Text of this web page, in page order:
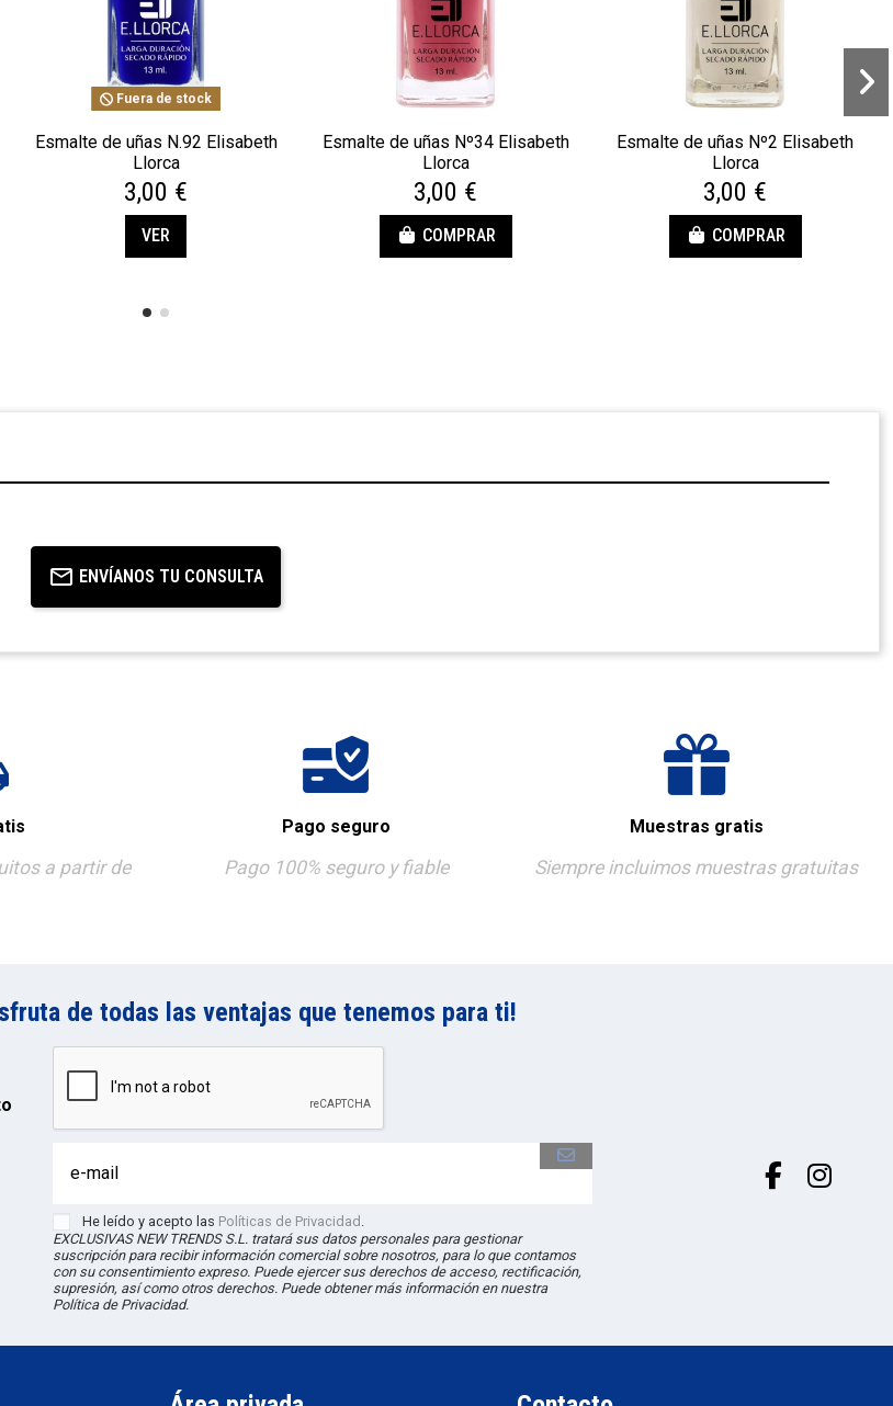
Fuera de stock
Esmalte de uñas N.92 Elisabeth
Llorca
3,00 €
VER
Esmalte de uñas Nº34 Elisabeth
Llorca
3,00 €
COMPRAR
Esmalte de uñas Nº2 Elisabeth
Llorca
3,00 €
COMPRAR
ENVÍANOS TU CONSULTA
a partir de
Pago seguro
Pago 100% seguro y fiable
Muestras gratis
Siempre incluimos muestras gratuitas
de todas las ventajas que tenemos para ti!
He leído y acepto las Políticas de Privacidad
EXCLUSIVAS NEW TRENDS S.L. tratará sus datos personales para gestionar
suscripción para recibir información comercial sobre nosotros, para lo que contamos
con su consentimiento expreso. Puede ejercer sus derechos de acceso, rectificación,
supresión, así como otros derechos. Puede obtener más información en nuestra
Política de Privacidad.